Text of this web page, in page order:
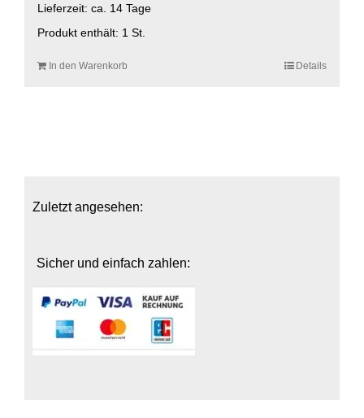
Lieferzeit: ca. 14 Tage
Produkt enthält: 1 St.
In den Warenkorb Details
Zuletzt angesehen:
Sicher und einfach zahlen: